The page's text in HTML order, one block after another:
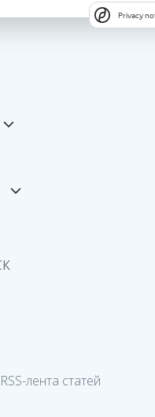
RSS-лента статей
Privacy